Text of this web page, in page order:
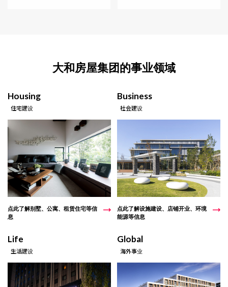
大和房屋集团的事业领域
Housing
住宅建设
点此了解别墅、公寓、租赁住宅等信
息
Business
社会建设
点此了解设施建设、店铺开业、环境
能源等信息
Life
生活建设
Global
海外事业